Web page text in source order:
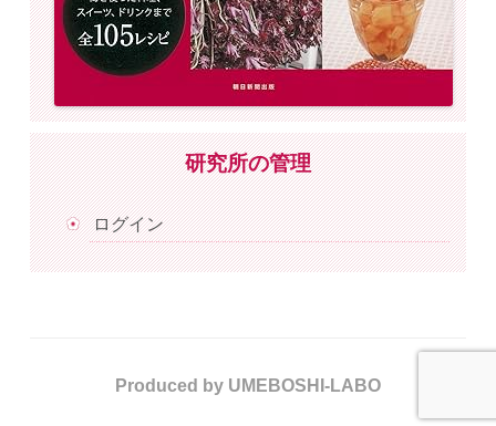
研究所の管理
ログイン
Produced by UMEBOSHI-LABO